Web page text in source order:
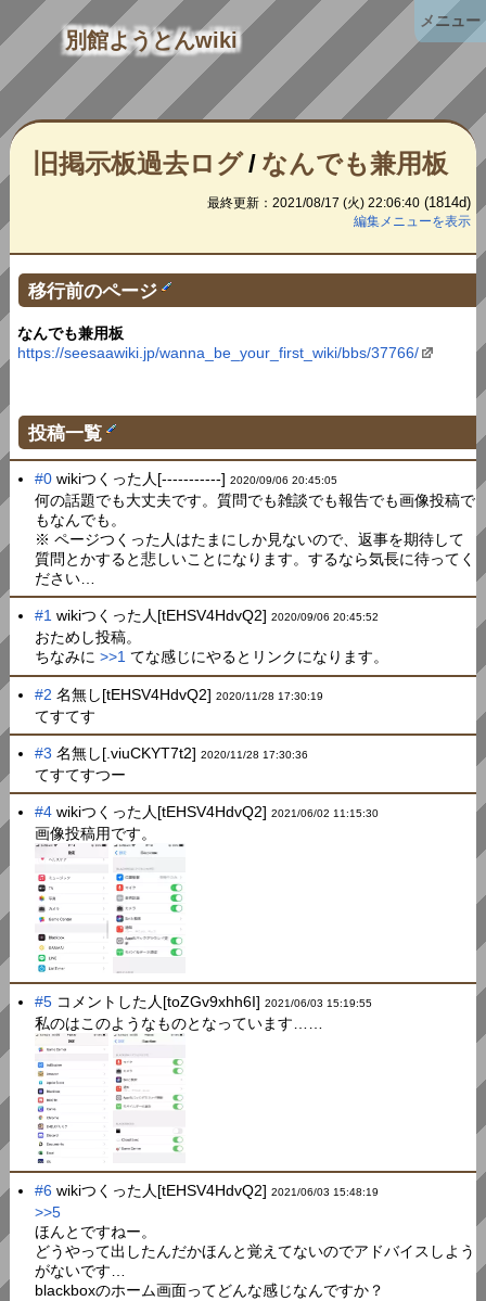
別館ようとんwiki
旧掲示板過去ログ/ なんでも兼用板
最終更新：2021/08/17 (火) 22:06:40 (1814d)
編集メニューを表示
移行前のページ
なんでも兼用板
https://seesaawiki.jp/wanna_be_your_first_wiki/bbs/37766/
投稿一覧
#0 wikiつくった人[-----------]2020/09/06 20:45:05
何の話題でも大丈夫です。質問でも雑談でも報告でも画像投稿で
もなんでも。
※ ページつくった人はたまにしか見ないので、返事を期待して
質問とかすると悲しいことになります。するなら気長に待ってく
ださい…
#1 wikiつくった人[tEHSV4HdvQ2]2020/09/06 20:45:52
おためし投稿。
ちなみに>>1 てな感じにやるとリンクになります。
#2 名無し[tEHSV4HdvQ2]2020/11/28 17:30:19
てすてす
#3 名無し[.viuCKYT7t2]2020/11/28 17:30:36
てすてすつー
#4 wikiつくった人[tEHSV4HdvQ2]2021/06/02 11:15:30
画像投稿用です。
#5 コメントした人[toZGv9xhh6I]2021/06/03 15:19:55
私のはこのようなものとなっています……
#6 wikiつくった人[tEHSV4HdvQ2]2021/06/03 15:48:19
>>5
ほんとですねー。
どうやって出したんだかほんと覚えてないのでアドバイスしよう
がないです…
blackboxのホーム画面ってどんな感じなんですか？
メニュー